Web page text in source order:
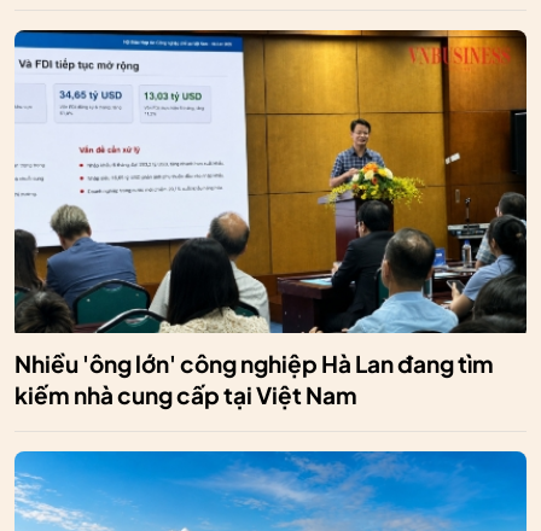
Nhiều 'ông lớn' công nghiệp Hà Lan đang tìm
kiếm nhà cung cấp tại Việt Nam